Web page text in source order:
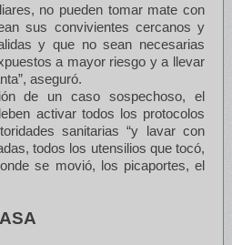
no pueden tomar mate con
sus convivientes cercanos y
y que no sean necesarias
a mayor riesgo y a llevar
aseguró.
de un caso sospechoso, el
activar todos los protocolos
sanitarias “y lavar con
todos los utensilios que tocó,
se movió, los picaportes, el